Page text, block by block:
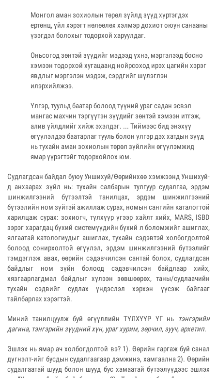
Монгол аман зохиолын төрөл зүйлд зүүд хүртэгдэх
ертөнц, үйл хэрэгт нөлөөлөх хэлмэр дохиот оюун санааны
үзэгдэл болохыг тодорхой харуулдаг.
Оньсогод зөнтэй зүүдийг мэдээд үхнэ, мэргэлээд босно
хэмээн тодорхой хугацаанд нойрсоход ирэх цагийн хэрэг
явдлыг мэргэлэн мэдэж, сэрдгийг шүлэглэн
илэрхийлжээ.
Үлгэр, туульд баатар болоод түүний ураг садан эсвэл
мангас махчин тэргүүтэн зүүдийг зөнтэй хэмээн итгэж,
алив үйлдлийг хийж эхэлдэг. ... Тиймээс бид энэхүү
өгүүлэлдээ баатарлаг тууль болон үлгэр дэх хатдын зүүд
нь тухайн аман зохиолын төрөл зүйлийн өгүүлэмжид
ямар үүрэгтэйг тодорхойлох юм.
Судлагдсан байдал буюу Уншихуй/Өөрийнхөө хэмжээнд Уншихуй-
д анхаарах зүйл нь: тухайн салбарын тулгуур судалгаа, эрдэм
шинжилгээний бүтээлтэй танилцах, эрдэм шинжилгээний
бүтээлийн ном зүйтэй ажиллаж сурах, номын сангийн каталогтой
харилцаж сурах: зохиогч, түлхүүр үгээр хайлт хийх, MARS, ISBD
зэрэг харагдац бүхий системүүдийн бүхий л боломжийг ашиглах,
ялгаатай катологиудыг ашиглах, тухайн сэдэвтэй холбогдолтой
болоод сонирхолтой өгүүлэл, эрдэм шинжилгээний бүтээлийг
тэмдэглэж авах, өөрийн сэдэвчилсэн сантай болох, судлагдсан
байдлыг ном зүйн болоод сэдэвчилсэн байдлаар хийх,
хязгаарлагдмал байдлыг хүлээн зөвшөөрөх, таны/судлаачийн
тухайн сэдвийг судлах үндэслэл хэрхэн үүсэж байгааг
тайлбарлах хэрэгтэй.
Миний танилцуулж буй өгүүллийн ТҮЛХҮҮР ҮГ нь
тэнгэрийн
дагина, тэнгэрийн зүүдний хүн, ураг хурим, зөрчил, зууч, архетип.
Эшлэх нь ямар ач холбогдолтой вэ? 1). Өөрийн гаргаж буй санал
дүгнэлт-ийг бусдын судалгаагаар дэмжинэ, хамгаална 2). Өөрийн
судалгаатай шууд болон шууд бус хамаатай бүтээлүүдээс эшлэх